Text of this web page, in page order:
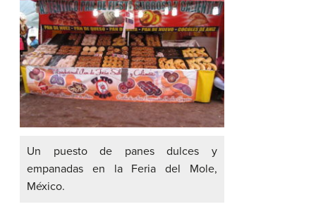
Un puesto de panes dulces y
empanadas en la Feria del Mole,
México.